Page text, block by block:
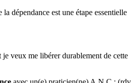
dépendance est une étape essentielle
je veux me libérer durablement de cette